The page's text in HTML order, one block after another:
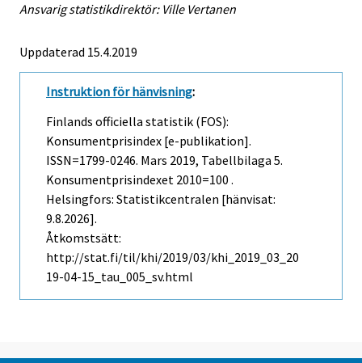
Ansvarig statistikdirektör: Ville Vertanen
Uppdaterad 15.4.2019
Instruktion för hänvisning:
Finlands officiella statistik (FOS):
Konsumentprisindex [e-publikation].
ISSN=1799-0246. Mars 2019, Tabellbilaga 5.
Konsumentprisindexet 2010=100 .
Helsingfors: Statistikcentralen [hänvisat:
9.8.2026].
Åtkomstsätt:
http://stat.fi/til/khi/2019/03/khi_2019_03_20
19-04-15_tau_005_sv.html